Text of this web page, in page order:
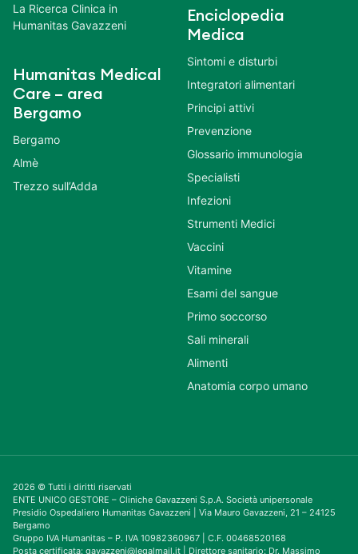
La Ricerca Clinica in
Humanitas Gavazzeni
Humanitas Medical
Care – area
Bergamo
Bergamo
Almè
Trezzo sull’Adda
Enciclopedia
Medica
Sintomi e disturbi
Integratori alimentari
Principi attivi
Prevenzione
Glossario immunologia
Specialisti
Infezioni
Strumenti Medici
Vaccini
Vitamine
Esami del sangue
Primo soccorso
Sali minerali
Alimenti
Anatomia corpo umano
2026 © Tutti i diritti riservati
ENTE UNICO GESTORE – Cliniche Gavazzeni S.p.A. Società unipersonale
Presidio Ospedaliero Humanitas Gavazzeni | Via Mauro Gavazzeni, 21 – 24125
Bergamo
Gruppo IVA Humanitas – P. IVA 10982360967 | C.F. 00468520168
Posta certificata: gavazzeni@legalmail.it | Direttore sanitario: Dr. Massimo